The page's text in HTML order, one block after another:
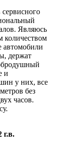
Являюсь
количеством
автомобили
держат
и
у них, все
без
часов.
г.в.